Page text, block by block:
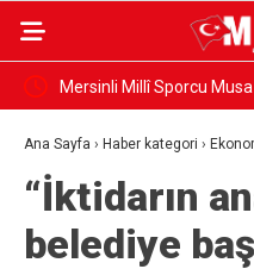
Mersinli Millî Sporcu
Ana Sayfa › Haber kategori ›
“İktidarın
belediye